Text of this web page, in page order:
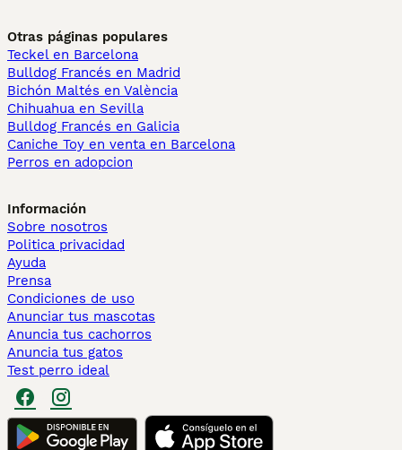
Otras páginas populares
Teckel en Barcelona
Bulldog Francés en Madrid
Bichón Maltés en València
Chihuahua en Sevilla
Bulldog Francés en Galicia
Caniche Toy en venta en Barcelona
Perros en adopcion
Información
Sobre nosotros
Politica privacidad
Ayuda
Prensa
Condiciones de uso
Anunciar tus mascotas
Anuncia tus cachorros
Anuncia tus gatos
Test perro ideal